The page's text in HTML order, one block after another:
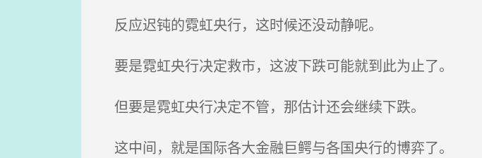
反应迟钝的霓虹央行，这时候还没动静呢。
要是霓虹央行决定救市，这波下跌可能就到此为止了。
但要是霓虹央行决定不管，那估计还会继续下跌。
这中间，就是国际各大金融巨鳄与各国央行的博弈了。